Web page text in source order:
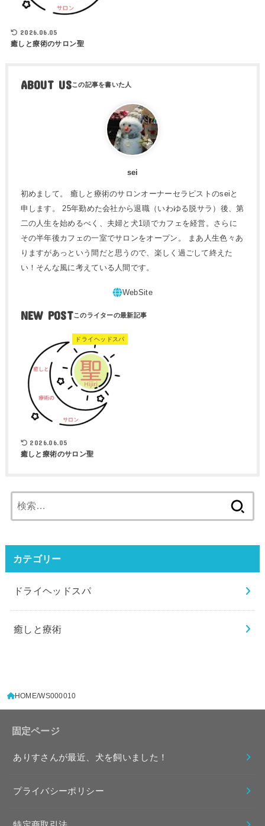
2026.06.05
癒しと療術のサロン聖
ABOUT US
sei
初めまして。 癒しと療術のサロンオーナーセラピストのseiと
申します。 25年勤めた会社から退職（いわゆる脱サラ）後、第
二の人生を始めるべく、夫婦と犬1頭でカフェを経営。さらに
その半年後カフェの一室でサロンをオープン。 まあ人生色々あ
りますがあっという間だと思うので、楽しく過ごして終えた
い！そんな風に考えている人間です。
NEW POST
ドライヘッドスパ
2026.06.05
癒しと療術のサロン聖
索:
カテゴリー
ドライヘッドスパ
癒しと療術
HOME WS000010
固定ページ
ありすさんが最近、犬を飼いました！
プライバシーポリシー